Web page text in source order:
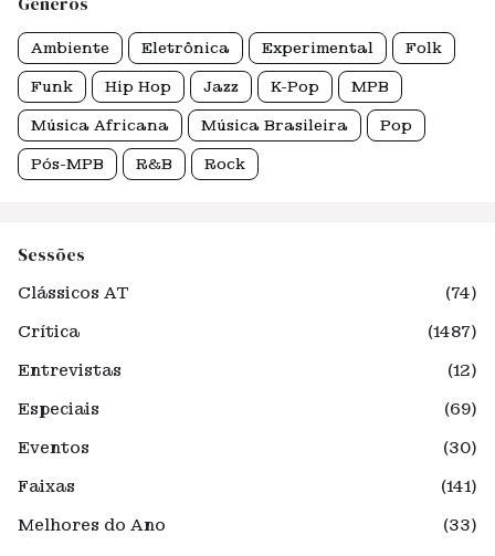
Ambiente Eletrônica Experimental Folk
Funk Hip Hop Jazz K-Pop MPB
Música Africana Música Brasileira Pop
Pós-MPB R&B Rock
Sessões
Clássicos AT
(74)
Crítica
(1487)
Entrevistas
(12)
Especiais
(69)
Eventos
(30)
Faixas
(141)
Melhores do Ano
(33)